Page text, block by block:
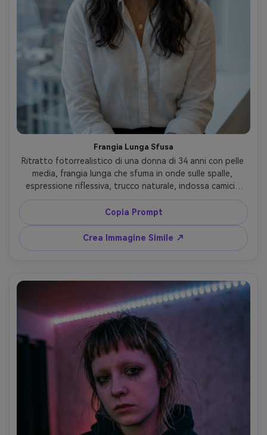
Frangia Lunga Sfusa
Ritratto fotorrealistico di una donna di 34 anni con pelle
media, frangia lunga che sfuma in onde sulle spalle,
espressione riflessiva, trucco naturale, indossa camicia
bianca e ciondolo delicato, sfondo finestra ufficio con
bokeh skyline, luce diurna fresca con riempimento
leggero, Sony A1, 70mm f/2.0, crop testa-spalle,
movimento e brillantezza capelli realistici, grading
editoriale pulito --ar 4:5
Copia Prompt
Crea Immagine Simile ↗